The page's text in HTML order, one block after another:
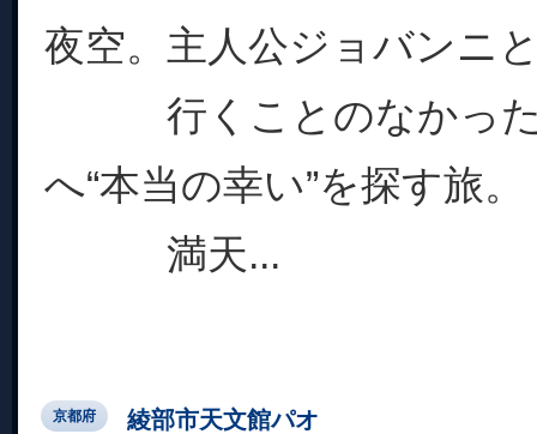
夜空。主人公ジョバンニ
行くことのなかった
へ“本当の幸い”を探す旅。
満天...
京都府 綾部市天文館パオ